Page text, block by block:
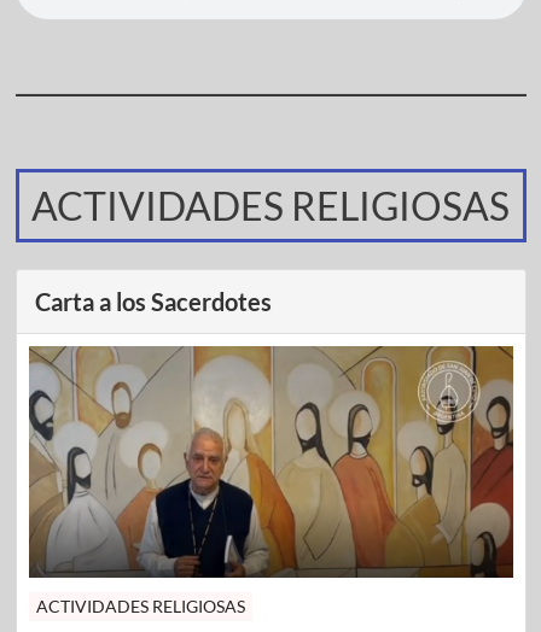
ACTIVIDADES RELIGIOSAS
Carta a los Sacerdotes
ACTIVIDADES RELIGIOSAS